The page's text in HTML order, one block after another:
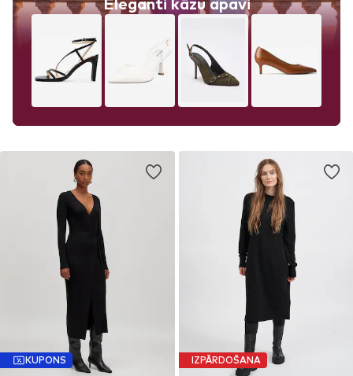
KUPONS IZPĀRDOŠANA